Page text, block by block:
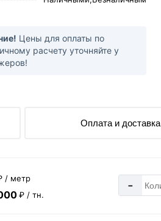
Цены для оплаты по
расчету уточняйте у
Оплата и доставка
/ метр
₽ / тн.
-